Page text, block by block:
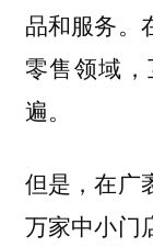
品和服务。
零售领域
遍。
但是，在广
万家中小门